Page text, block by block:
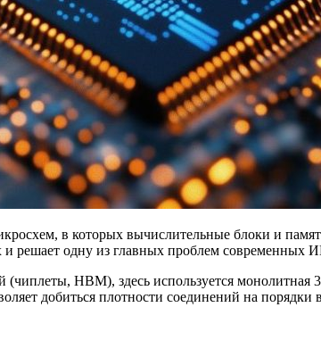
в которых вычислительные блоки и
решает одну из главных проблем
HBM), здесь используется монолитная
добиться плотности соединений на порядки